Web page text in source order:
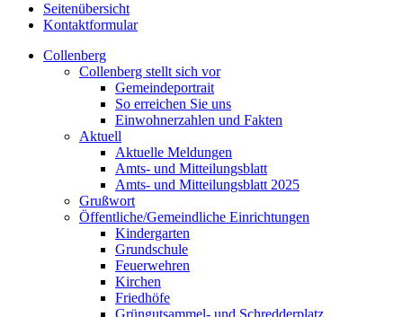
Seitenübersicht
Kontaktformular
Collenberg
Collenberg stellt sich vor
Gemeindeportrait
So erreichen Sie uns
Einwohnerzahlen und Fakten
Aktuell
Aktuelle Meldungen
Amts- und Mitteilungsblatt
Amts- und Mitteilungsblatt 2025
Grußwort
Öffentliche/Gemeindliche Einrichtungen
Kindergarten
Grundschule
Feuerwehren
Kirchen
Friedhöfe
Grüngutsammel- und Schredderplatz